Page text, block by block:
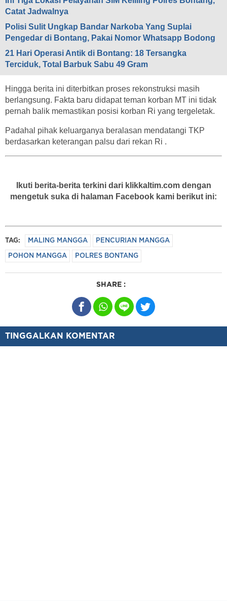
Catat Jadwalnya
Polisi Sulit Ungkap Bandar Narkoba Yang Suplai
Pengedar di Bontang, Pakai Nomor Whatsapp Bodong
21 Hari Operasi Antik di Bontang: 18 Tersangka
Terciduk, Total Barbuk Sabu 49 Gram
Hingga berita ini diterbitkan proses rekonstruksi masih
berlangsung. Fakta baru didapat teman korban MT ini tidak
pernah balik memastikan posisi korban Ri yang tergeletak.
Padahal pihak keluarganya beralasan mendatangi TKP
berdasarkan keterangan palsu dari rekan Ri .
Ikuti berita-berita terkini dari klikkaltim.com dengan
mengetuk suka di halaman Facebook kami berikut ini:
TAG: MALING MANGGA PENCURIAN MANGGA
POHON MANGGA POLRES BONTANG
SHARE :
TINGGALKAN KOMENTAR